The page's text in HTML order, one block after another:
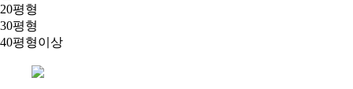
20평형
30평형
40평형이상